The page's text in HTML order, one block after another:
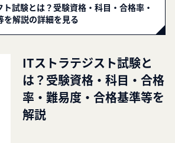
試験とは？受験資格・科目・合格率・
を解説の詳細を見る
ITストラテジスト試験と
は？受験資格・科目・合格
率・難易度・合格基準等を
解説